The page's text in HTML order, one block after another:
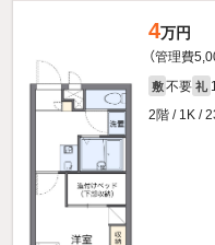
4万円
（管理費
敷 不要 礼
2階 / 1K /